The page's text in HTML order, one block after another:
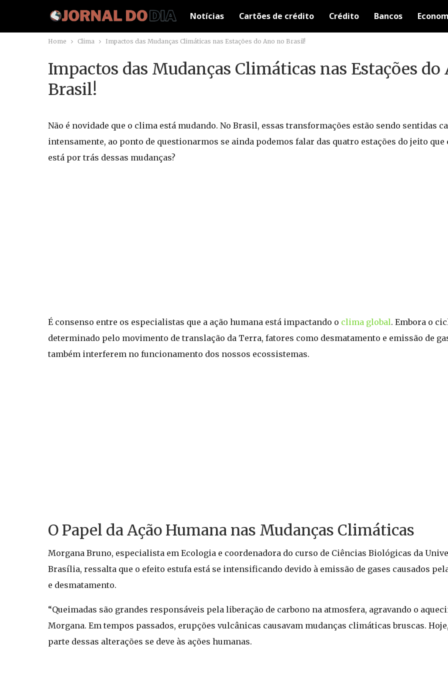
Notícias Cartões de crédito Crédito Bancos
Home Clima Impactos das Mudanças Climáticas nas Estações do Ano no Brasil!
Impactos das Mudanças Climáticas nas Estações do
Brasil!
Não é novidade que o clima está mudando. No Brasil, essas transformações estão sendo sentidas
intensamente, ao ponto de questionarmos se ainda podemos falar das quatro estações do jeito que
está por trás dessas mudanças?
É consenso entre os especialistas que a ação humana está impactando o clima global. Embora o
determinado pelo movimento de translação da Terra, fatores como desmatamento e emissão de
também interferem no funcionamento dos nossos ecossistemas.
O Papel da Ação Humana nas Mudanças Climáticas
Morgana Bruno, especialista em Ecologia e coordenadora do curso de Ciências Biológicas da
Brasília, ressalta que o efeito estufa está se intensificando devido à emissão de gases causados
e desmatamento.
“Queimadas são grandes responsáveis pela liberação de carbono na atmosfera, agravando o
Morgana. Em tempos passados, erupções vulcânicas causavam mudanças climáticas bruscas.
parte dessas alterações se deve às ações humanas.